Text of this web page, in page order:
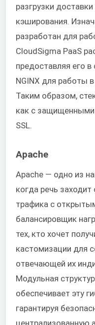
разгрузки
кэширования.
разработан для
CloudSigma PaaS
предоставляя его
NGINX для работы
Таким образом,
как с
SSL.
Apache
Apache — одно из
когда речь заходит
трафика с
балансировщик
тех, кто хочет
кастомизации для
отвечающей их
Модульная
обеспечивает эту
гарантируя